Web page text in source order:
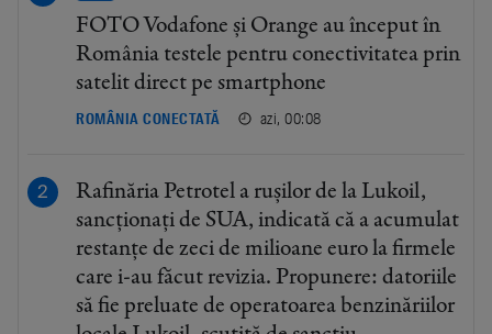
FOTO Vodafone și Orange au început în
România testele pentru conectivitatea prin
satelit direct pe smartphone
ROMÂNIA CONECTATĂ azi, 00:08
Rafinăria Petrotel a rușilor de la Lukoil,
sancționați de SUA, indicată că a acumulat
restanțe de zeci de milioane euro la firmele
care i-au făcut revizia. Propunere: datoriile
să fie preluate de operatoarea benzinăriilor